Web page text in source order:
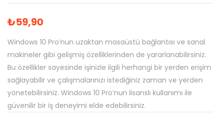
₺59,90
Windows 10 Pro’nun uzaktan masaüstü bağlantısı ve sanal
makineler gibi gelişmiş özelliklerinden de yararlanabilirsiniz.
Bu özellikler sayesinde işinizle ilgili herhangi bir yerden erişim
sağlayabilir ve çalışmalarınızı istediğiniz zaman ve yerden
yönetebilirsiniz. Windows 10 Pro’nun lisanslı kullanımı ile
güvenilir bir iş deneyimi elde edebilirsiniz.